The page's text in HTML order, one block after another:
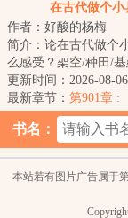
在古代做个小
作者：好酸的杨梅
简介：论在古代做个
么感受？架空/种田/
越古代，为保家产，
装。又因殴打...
更新时间：2026-08-
最新章节： 第901章 :
书名：
本站若有图片广告属于